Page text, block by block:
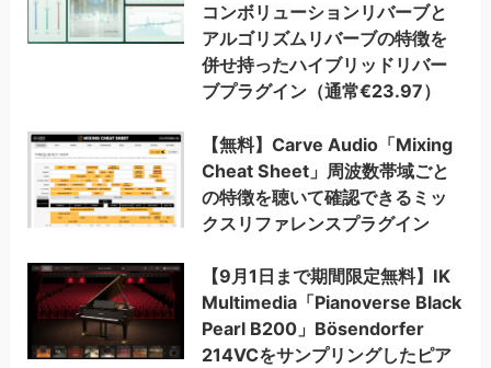
コンボリューションリバーブと
アルゴリズムリバーブの特徴を
併せ持ったハイブリッドリバー
ブプラグイン（通常€23.97）
【無料】Carve Audio「Mixing
Cheat Sheet」周波数帯域ごと
の特徴を聴いて確認できるミッ
クスリファレンスプラグイン
【9月1日まで期間限定無料】IK
Multimedia「Pianoverse Black
Pearl B200」Bösendorfer
214VCをサンプリングしたピア